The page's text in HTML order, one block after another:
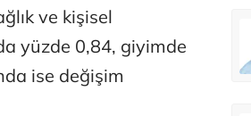
ve kişisel
yüzde 0,84, giyimde
ise değişim
Özay Şendir